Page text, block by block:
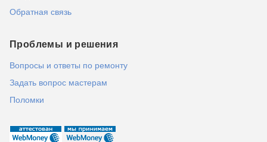
Обратная связь
Проблемы и решения
Вопросы и ответы по ремонту
Задать вопрос мастерам
Поломки